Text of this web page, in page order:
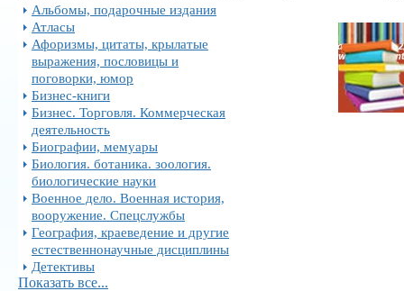
Альбомы, подарочные издания
Атласы
Афоризмы, цитаты, крылатые
выражения, пословицы и
поговорки, юмор
Бизнес-книги
Бизнес. Торговля. Коммерческая
деятельность
Биографии, мемуары
Биология. ботаника. зоология.
биологические науки
Военное дело. Военная история,
вооружение. Спецслужбы
География, краеведение и другие
естественнонаучные дисциплины
Детективы
Показать все...